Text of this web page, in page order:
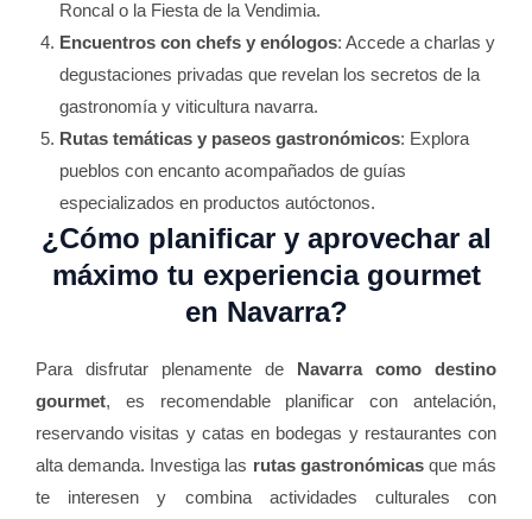
Roncal o la Fiesta de la Vendimia.
Encuentros con chefs y enólogos: Accede a charlas y
degustaciones privadas que revelan los secretos de la
gastronomía y viticultura navarra.
Rutas temáticas y paseos gastronómicos: Explora
pueblos con encanto acompañados de guías
especializados en productos autóctonos.
¿Cómo planificar y aprovechar al
máximo tu experiencia gourmet
en Navarra?
Para disfrutar plenamente de
Navarra como destino
gourmet, es recomendable planificar con antelación,
reservando visitas y catas en bodegas y restaurantes con
alta demanda. Investiga las rutas gastronómicasque más
te interesen y combina actividades culturales con